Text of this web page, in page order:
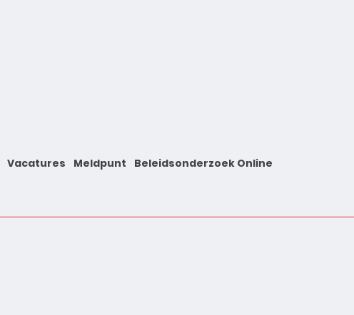
Vacatures Meldpunt Beleidsonderzoek Online